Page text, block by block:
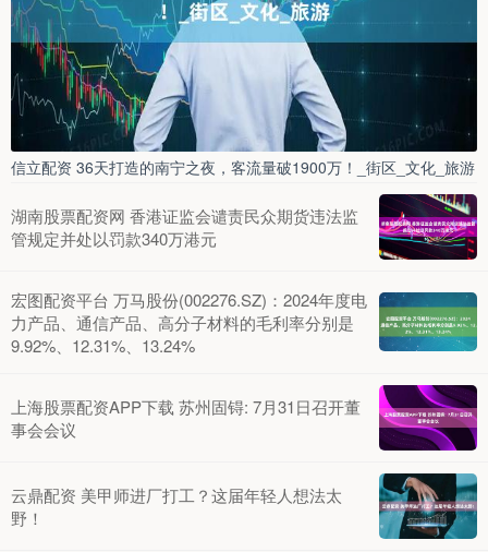
信立配资 36天打造的南宁之夜，客流量破1900万！_街区_文化_旅游
湖南股票配资网 香港证监会谴责民众期货违法监
管规定并处以罚款340万港元
宏图配资平台 万马股份(002276.SZ)：2024年度电
力产品、通信产品、高分子材料的毛利率分别是
9.92%、12.31%、13.24%
上海股票配资APP下载 苏州固锝: 7月31日召开董
事会会议
云鼎配资 美甲师进厂打工？这届年轻人想法太
野！